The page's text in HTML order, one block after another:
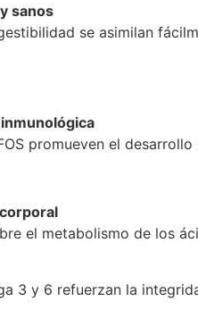
sanos
se asimilan
promueven el
el metabolismo de los
3 y 6 refuerzan la